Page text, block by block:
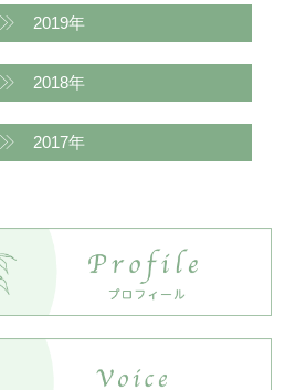
2019年
2018年
2017年